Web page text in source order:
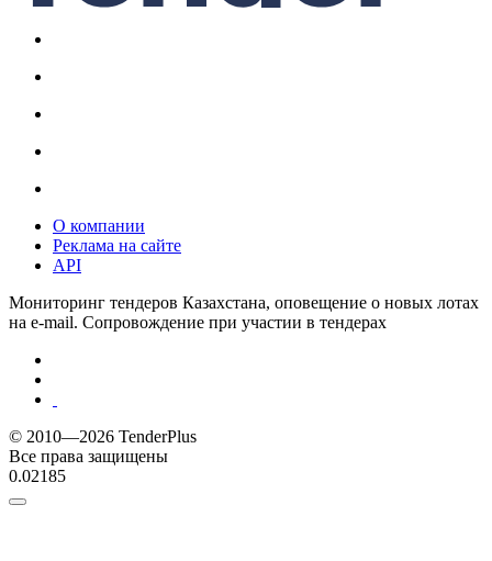
О компании
Реклама на сайте
API
Мониторинг тендеров Казахстана, оповещение о новых лотах
на e-mail. Сопровождение при участии в тендерах
© 2010—2026 TenderPlus
Все права защищены
0.02185